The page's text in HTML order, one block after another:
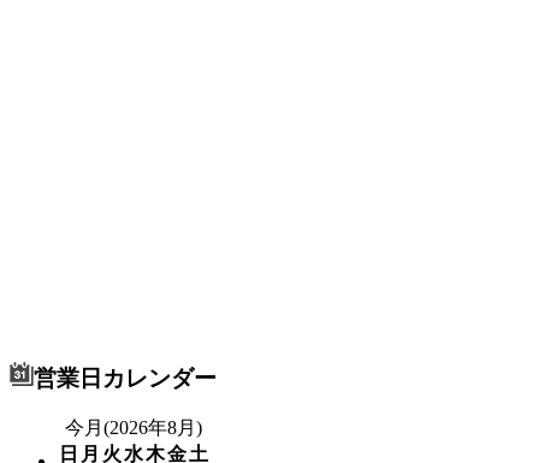
営業日カレンダー
今月(2026年8月)
日 月 火 水木金土